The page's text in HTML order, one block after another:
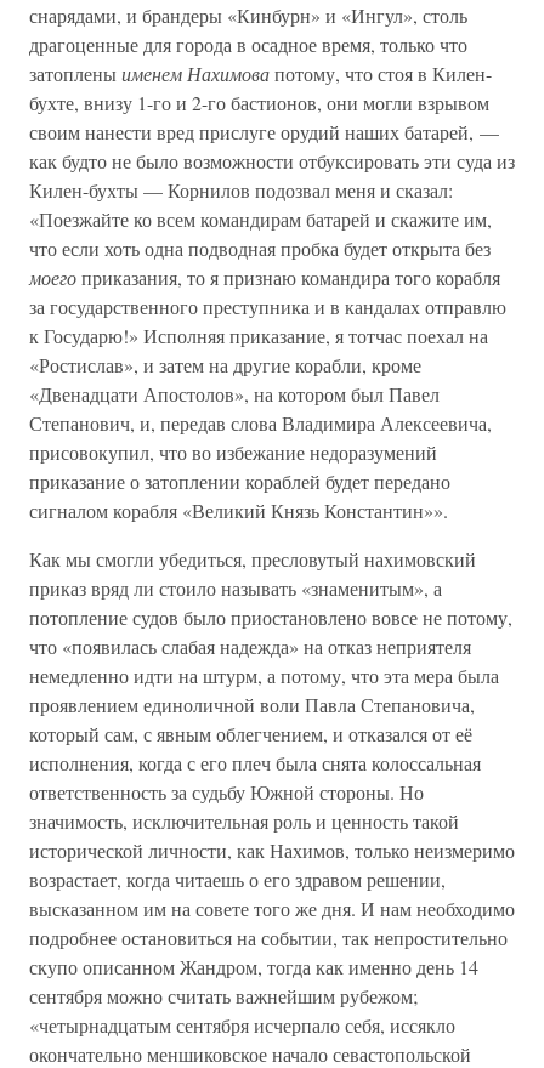
снарядами, и брандеры «Кинбурн» и «Ингул», столь
драгоценные для города в осадное время, только что
затопленыименем Нахимовапотому, что стоя в Килен-
бухте, внизу 1-го и 2-го бастионов, они могли взрывом
своим нанести вред прислуге орудий наших батарей, —
как будто не было возможности отбуксировать эти суда из
Килен-бухты — Корнилов подозвал меня и сказал:
«Поезжайте ко всем командирам батарей и скажите им,
что если хоть одна подводная пробка будет открыта без
моегоприказания, то я признаю командира того корабля
за государственного преступника и в кандалах отправлю
к Государю!» Исполняя приказание, я тотчас поехал на
«Ростислав», и затем на другие корабли, кроме
«Двенадцати Апостолов», на котором был Павел
Степанович, и, передав слова Владимира Алексеевича,
присовокупил, что во избежание недоразумений
приказание о затоплении кораблей будет передано
сигналом корабля «Великий Князь Константин»».
Как мы смогли убедиться, пресловутый нахимовский
приказ вряд ли стоило называть «знаменитым», а
потопление судов было приостановлено вовсе не потому,
что «появилась слабая надежда» на отказ неприятеля
немедленно идти на штурм, а потому, что эта мера была
проявлением единоличной воли Павла Степановича,
который сам, с явным облегчением, и отказался от её
исполнения, когда с его плеч была снята колоссальная
ответственность за судьбу Южной стороны. Но
значимость, исключительная роль и ценность такой
исторической личности, как Нахимов, только неизмеримо
возрастает, когда читаешь о его здравом решении,
высказанном им на совете того же дня. И нам необходимо
подробнее остановиться на событии, так непростительно
скупо описанном Жандром, тогда как именно день 14
сентября можно считать важнейшим рубежом;
«четырнадцатым сентября исчерпало себя, иссякло
окончательно меншиковское начало севастопольской